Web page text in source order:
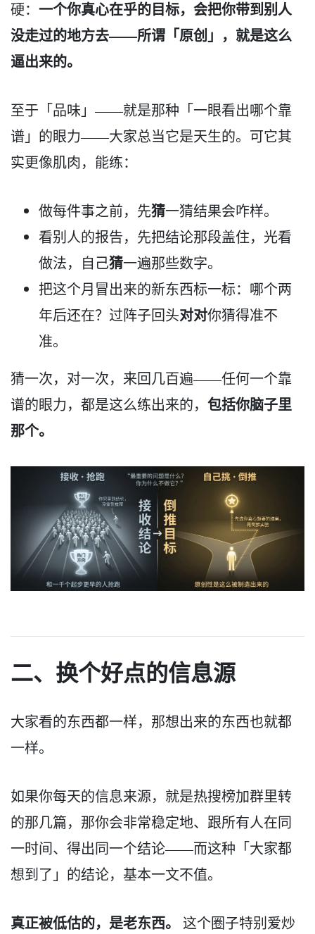
硬： 一个你真心在乎的目标，会把你带到别人
没走过的地方去——所谓「原创」，就是这么
逼出来的。
至于「品味」——就是那种「一眼看出哪个靠
谱」的眼力——大家总当它是天生的。可它其
实更像肌肉，能练：
做每件事之前，先猜一猜结果会咋样。
看别人的报告，先把结论那段盖住，光看
做法，自己猜一遍那些数字。
把这个月冒出来的新东西标一标：哪个两
年后还在？过阵子回头对对你猜得准不
准。
猜一次，对一次，来回几百遍——任何一个靠
谱的眼力，都是这么练出来的， 包括你脑子里
那个。
二、换个好点的信息源
大家看的东西都一样，那想出来的东西也就都
一样。
如果你每天的信息来源，就是热搜榜加群里转
的那几篇，那你会非常稳定地、跟所有人在同
一时间、得出同一个结论——而这种「大家都
想到了」的结论，基本一文不值。
真正被低估的，是老东西。
这个圈子特别爱炒